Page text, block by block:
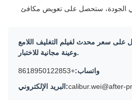
الجودة، ستحصل على تعويض مكافئ
على سعر محدث لفيلم التغليف اللامع
وعينة مجانية للاختبار.
واتساب:+8618950122853
البريد الإلكتروني:calibur.wei@after-